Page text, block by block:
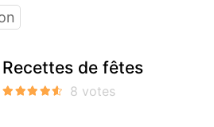
Recettes de fêtes